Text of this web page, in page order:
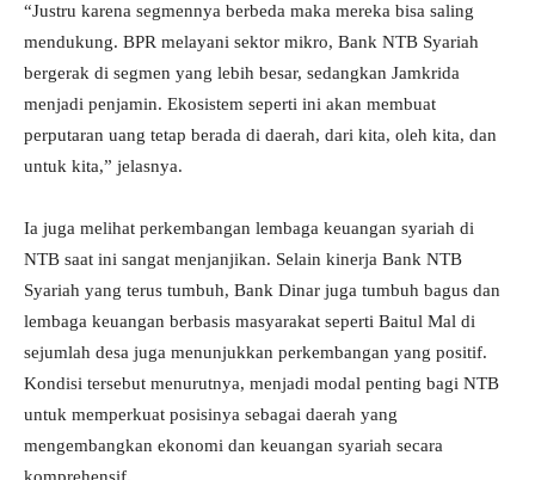
“Justru karena segmennya berbeda maka mereka bisa saling
mendukung. BPR melayani sektor mikro, Bank NTB Syariah
bergerak di segmen yang lebih besar, sedangkan Jamkrida
menjadi penjamin. Ekosistem seperti ini akan membuat
perputaran uang tetap berada di daerah, dari kita, oleh kita, dan
untuk kita,” jelasnya.
Ia juga melihat perkembangan lembaga keuangan syariah di
NTB saat ini sangat menjanjikan. Selain kinerja Bank NTB
Syariah yang terus tumbuh, Bank Dinar juga tumbuh bagus dan
lembaga keuangan berbasis masyarakat seperti Baitul Mal di
sejumlah desa juga menunjukkan perkembangan yang positif.
Kondisi tersebut menurutnya, menjadi modal penting bagi NTB
untuk memperkuat posisinya sebagai daerah yang
mengembangkan ekonomi dan keuangan syariah secara